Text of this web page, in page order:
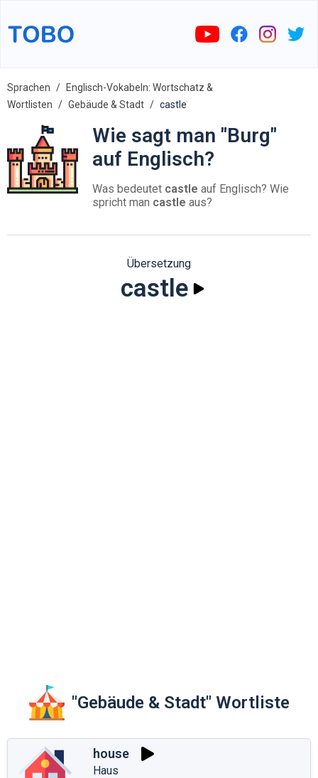
Sprachen
Englisch-Vokabeln: Wortschatz &
Wortlisten
Gebäude & Stadt castle
Wie sagt man "Burg"
auf Englisch?
Was bedeutet castle auf Englisch? Wie
spricht man castle aus?
Übersetzung
castle
"Gebäude & Stadt" Wortliste
house
Haus